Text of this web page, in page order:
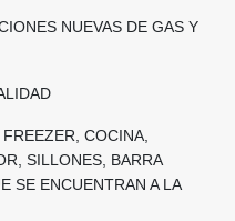
NUEVAS DE GAS Y
COCINA,
SILLONES, BARRA
SE ENCUENTRAN A LA